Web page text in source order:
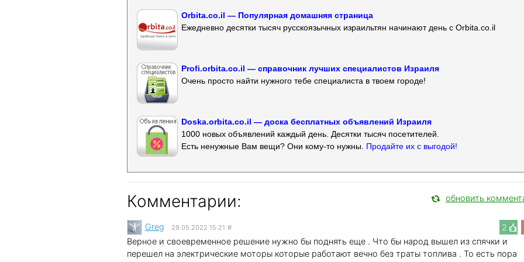
Orbita.co.il — Популярная домашняя страница
Ежедневно десятки тысяч русскоязычных израильтян начинают день с Orbita.co.il
Profi.orbita.co.il — справочник лучших специалистов Израиля
Очень просто найти нужного тебе специалиста в твоем городе!
Doska.orbita.co.il — доска бесплатных объявлений Израиля
1000 новых объявлений каждый день. Десятки тысяч посетителей.
Есть ненужные Вам вещи? Они кому-то нужны. Продайте их с выгодой!
Комментарии: обновить
2
Greg 29.05.2022 15:21 #
Верное и своевременное решение нужно бы поднять еще . Что бы народ вышел из спячки и
перешел на электрические моторы которые работают вечно без траты топлива . То есть пора